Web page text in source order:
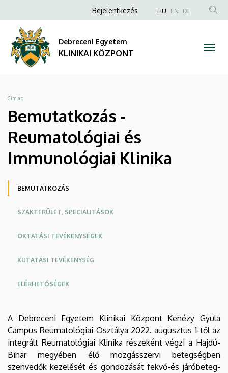
Bemutatkozás
Reumatológiai
Immunológiai
Klinika
KLINIKAI
KÖZPONT
a
tartalomra
Anonim
fiók
menüje
Bejelentkezés HU EN DE
Debreceni Egyetem
KLINIKAI KÖZPONT
Morzsa
Címlap
Bemutatkozás -
Reumatológiai és
Immunológiai Klinika
Oldalmenü
BEMUTATKOZÁS
SZAKTERÜLET, SPECIALITÁSOK
OKTATÁSI TEVÉKENYSÉGEK
KUTATÁSI TEVÉKENYSÉG
ELÉRHETŐSÉGEK
KEK
Angol
KEK
Német
A Debreceni Egyetem Klinikai Központ Kenézy Gyula
Campus Reumatológiai Osztálya 2022. augusztus 1-től az
integrált Reumatológiai Klinika részeként végzi a Hajdú-
Bihar megyében élő mozgásszervi betegségben
szenvedők kezelését és gondozását fekvő-és járóbeteg-